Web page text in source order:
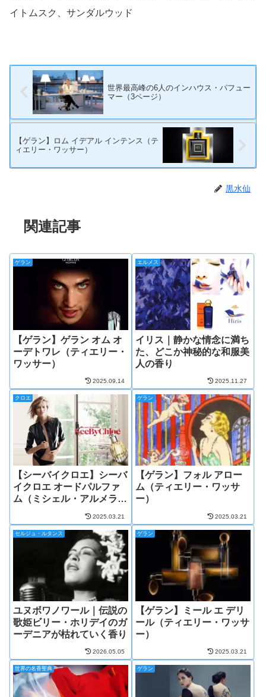
イトムスク、サンダルウッド
世界最高峰の6人のインハウス・パフュー
マー（3ページ）
【ゲラン】ロム イデアル インテンス（テ
ィエリー・ワッサー）
黒水仙
関連記事
ゲラン
【ゲラン】ゲラン オム オ
ーデトワレ（ティエリー・
ワッサー）
2025.09.14
エルメス
イリス｜静かな情念に満ち
た、どこか神秘的な和服美
人の香り
2025.11.27
クロエ
【シーバイクロエ】シーバ
イクロエ オードパルファ
ム（ミシェル・アルメラッ
2025.03.21
ゲラン
【ゲラン】フォル アロー
ム（ティエリー・ワッサ
ー）
2025.03.21
セルジュ・ルタンス
ユヌボワノワール｜伝説の
歌姫ビリー・ホリデイのガ
ーデニアが枯れていく香り
2026.05.05
ゲラン
【ゲラン】ミール エ デリ
ール（ティエリー・ワッサ
ー）
2025.03.21
世界の名香聖典 ゲラン